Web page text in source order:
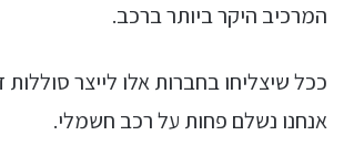
המרכיב היקר ביותר ברכב.
ככל שיצליחו בחברות אלו לייצר סוללות
אנחנו נשלם פחות על רכב חשמלי.